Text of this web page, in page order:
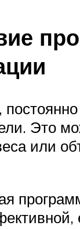
Это
или